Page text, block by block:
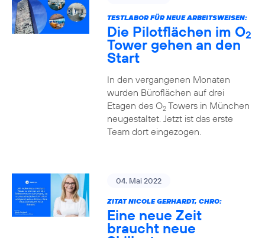
TESTLABOR FÜR NEUE ARBEITSWEISEN:
Die Pilotflächen im O2
Tower gehen an den
Start
In den vergangenen Monaten
wurden Büroflächen auf drei
Etagen des O2Towers in München
neugestaltet. Jetzt ist das erste
Team dort eingezogen.
04. Mai 2022
ZITAT NICOLE GERHARDT, CHRO:
Eine neue Zeit
braucht neue